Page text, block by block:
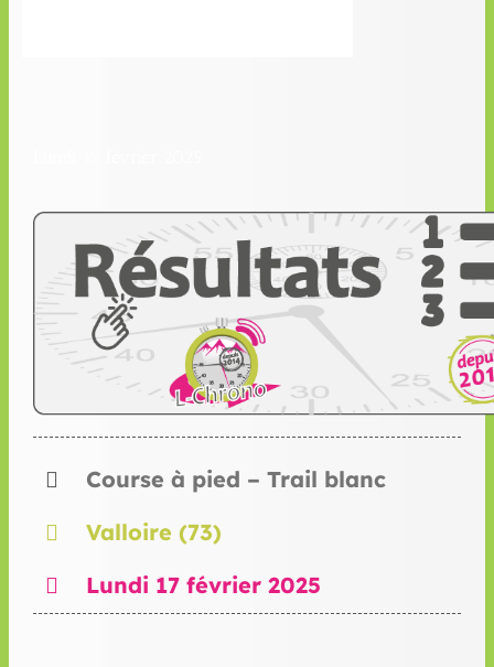
Course à pied – Trail blanc
Valloire (73)
Lundi 17 février 2025